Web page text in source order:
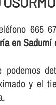
665
en Sadurní
podemos
y el